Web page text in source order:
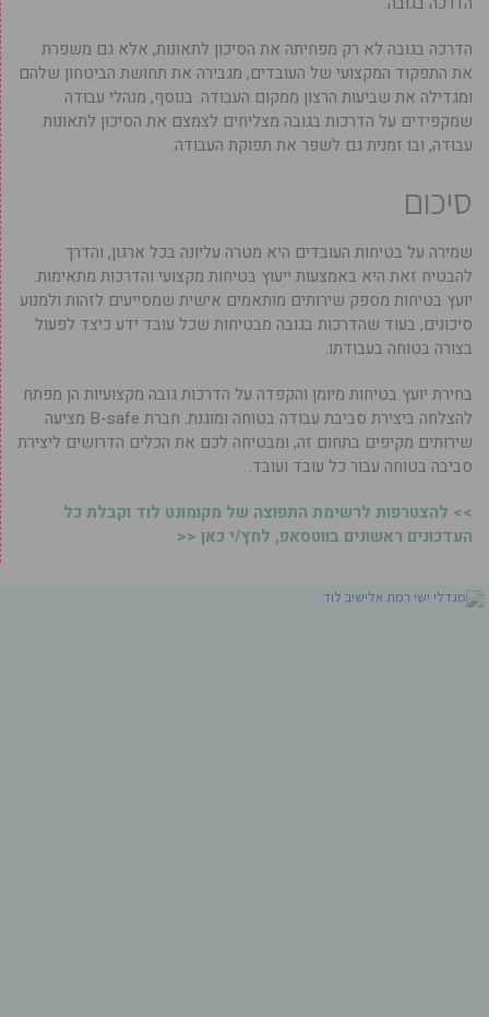
הדרכה בגובה לא רק מפחיתה את הסיכון לתאונות, אלא גם משפרת
את התפקוד המקצועי של העובדים, מגבירה את תחושת הביטחון שלהם
ומגדילה את שביעות הרצון ממקום העבודה. בנוסף, מנהלי עבודה
שמקפידים על הדרכות בגובה מצליחים לצמצם את הסיכון לתאונות
עבודה, ובו זמנית גם לשפר את תפוקת העבודה.
סיכום
שמירה על בטיחות העובדים היא מטרה עליונה בכל ארגון, והדרך
להבטיח זאת היא באמצעות ייעוץ בטיחות מקצועי והדרכות מתאימות.
יועץ בטיחות מספק שירותים מותאמים אישית שמסייעים לזהות ולמנוע
סיכונים, בעוד שהדרכות בגובה מבטיחות שכל עובד ידע כיצד לפעול
בצורה בטוחה בעבודתו.
בחירת יועץ בטיחות מיומן והקפדה על הדרכות גובה מקצועיות הן מפתח
להצלחה ביצירת סביבת עבודה בטוחה ומוגנת. חברת B-safe מציעה
שירותים מקיפים בתחום זה, ומבטיחה לכם את הכלים הדרושים ליצירת
סביבה בטוחה עבור כל עובד ועובד.
>> להצטרפות לרשימת התפוצה של מקומונט לוד וקבלת כל
העדכונים ראשונים בווטסאפ, לחץ/י כאן <<